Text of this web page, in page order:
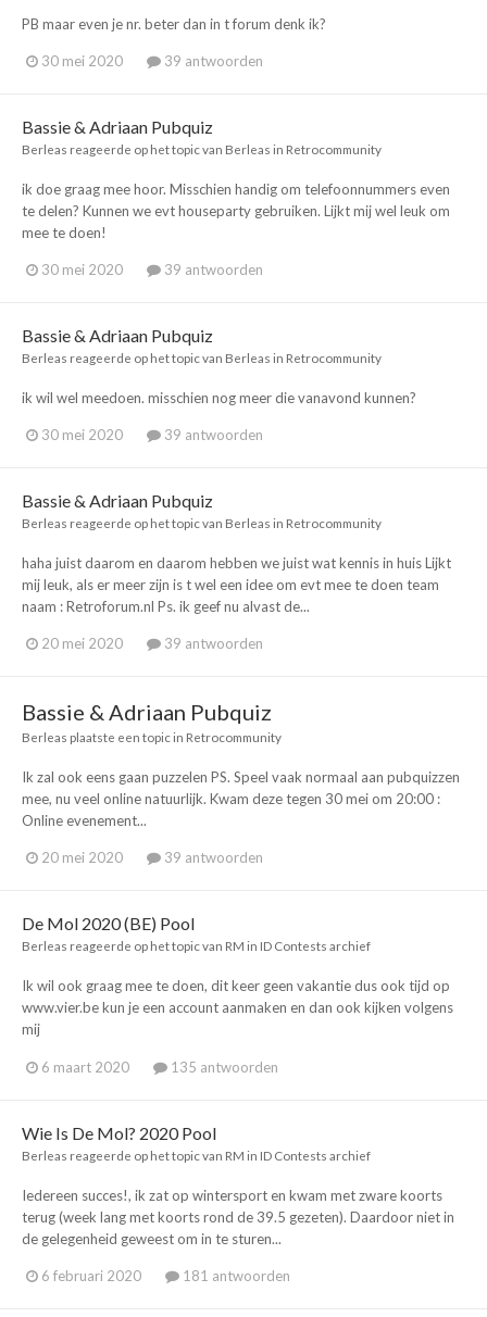
PB maar even je nr. beter dan in t forum denk ik?
30 mei 2020 39 antwoorden
Bassie & Adriaan Pubquiz
Berleas reageerde op het topic van Berleas in Retrocommunity
ik doe graag mee hoor. Misschien handig om telefoonnummers even
te delen? Kunnen we evt houseparty gebruiken. Lijkt mij wel leuk om
mee te doen!
30 mei 2020 39 antwoorden
Bassie & Adriaan Pubquiz
Berleas reageerde op het topic van Berleas in Retrocommunity
ik wil wel meedoen. misschien nog meer die vanavond kunnen?
30 mei 2020 39 antwoorden
Bassie & Adriaan Pubquiz
Berleas reageerde op het topic van Berleas in Retrocommunity
haha juist daarom en daarom hebben we juist wat kennis in huis Lijkt
mij leuk, als er meer zijn is t wel een idee om evt mee te doen team
naam : Retroforum.nl Ps. ik geef nu alvast de...
20 mei 2020 39 antwoorden
Bassie & Adriaan Pubquiz
Berleas plaatste een topic in Retrocommunity
Ik zal ook eens gaan puzzelen PS. Speel vaak normaal aan pubquizzen
mee, nu veel online natuurlijk. Kwam deze tegen 30 mei om 20:00 :
Online evenement...
20 mei 2020 39 antwoorden
De Mol 2020 (BE) Pool
Berleas reageerde op het topic van RM in ID Contests archief
Ik wil ook graag mee te doen, dit keer geen vakantie dus ook tijd op
www.vier.be kun je een account aanmaken en dan ook kijken volgens
mij
6 maart 2020 135 antwoorden
Wie Is De Mol? 2020 Pool
Berleas reageerde op het topic van RM in ID Contests archief
Iedereen succes!, ik zat op wintersport en kwam met zware koorts
terug (week lang met koorts rond de 39.5 gezeten). Daardoor niet in
de gelegenheid geweest om in te sturen...
6 februari 2020 181 antwoorden